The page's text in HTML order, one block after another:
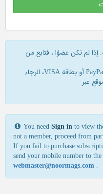
إذا لم تكن عضوًا ، فتابع من
إن كنت لا تقدر علی شراء الاشتراك عبرPayPal أو بطاقة VISA، الرجاء
عبر
You need Sign in to view
not a member, proceed from
If you fail to purchase
send your mobile number to
webmaster@noormags.com .